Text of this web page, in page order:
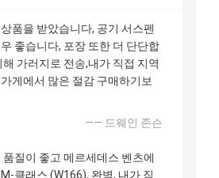
품을 받았습니다, 공기 서스펜
좋습니다, 포장 또한 더 단단합
해 가러지로 전송,내가 직접 지역
게에서 많은 절감 구매하기보
—— 드웨인 존슨
품질이 좋고 메르세데스 벤츠에
클래스 (W166), 완벽, 내가 직